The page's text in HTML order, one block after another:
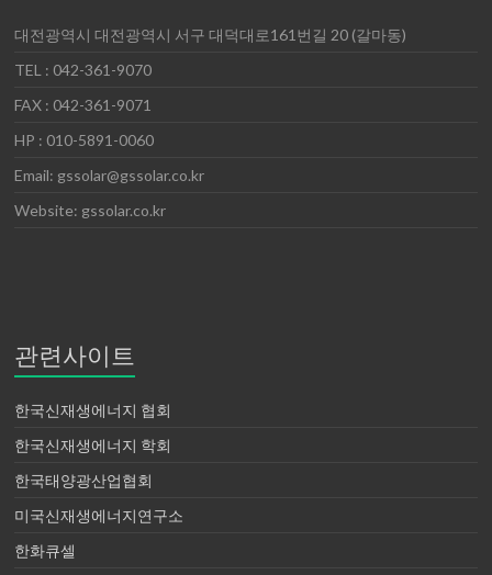
대전광역시 대전광역시 서구 대덕대로161번길 20 (갈마동)
TEL : 042-361-9070
FAX : 042-361-9071
HP : 010-5891-0060
Email: gssolar@gssolar.co.kr
Website: gssolar.co.kr
관련사이트
한국신재생에너지 협회
한국신재생에너지 학회
한국태양광산업협회
미국신재생에너지연구소
한화큐셀